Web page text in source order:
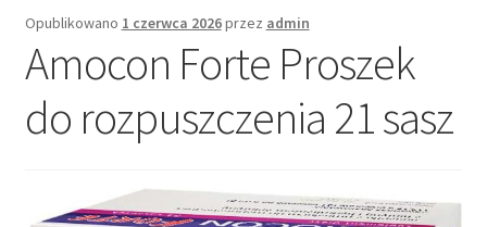
Koszyk
Opublikowano 1 czerwca 2026przez admin
Amocon Forte Proszek
do rozpuszczenia 21 sasz